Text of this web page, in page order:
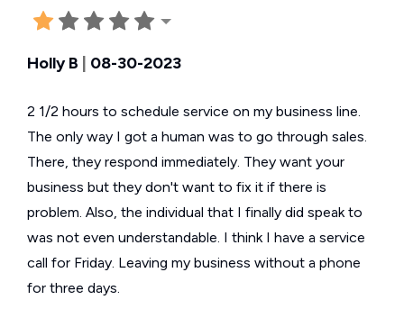
Holly B 08-30-2023
2 1/2 hours to schedule service on my business line.
The only way I got a human was to go through sales.
There, they respond immediately. They want your
business but they don't want to fix it if there is
problem. Also, the individual that I finally did speak to
was not even understandable. I think I have a service
call for Friday. Leaving my business without a phone
for three days.